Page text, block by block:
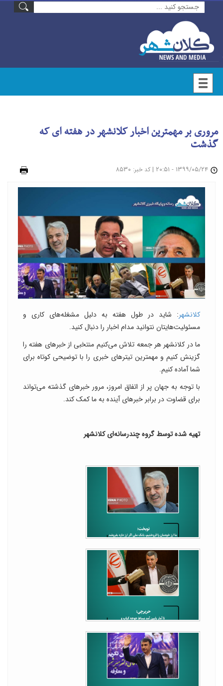
مروری بر مهمترین اخبار کلانشهر در هفته ای که
گذشت
| کد خبر: ۸۵۳۰
کلانشهر: شاید در طول هفته به دلیل مشغله‌های کاری و
مسئولیت‌هایتان نتوانید مدام اخبار را دنبال کنید.
ما در کلانشهر هر جمعه تلاش می‌کنیم منتخبی از خبرهای هفته را
گزینش کنیم و مهمترین تیترهای خبری را با توضیحی کوتاه برای
شما آماده کنیم.
با توجه به جهان پر از اتفاق امروز، مرور خبرهای گذشته می‌تواند
برای قضاوت در برابر خبرهای آینده به ما کمک کند.
تهیه شده توسط گروه چندرسانه‌ای کلانشهر